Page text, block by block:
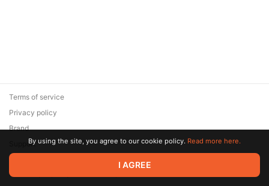
© 2026 Zaya Solutions Limited. All rights reserved. All trademarks
are the property of their respective owners.
Terms of service
Privacy policy
Brand
SupportBy using the site, you agree to our cookie policy. Read more here.
I AGREE